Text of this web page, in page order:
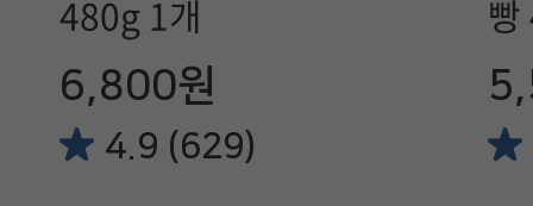
480g 1개
6,800원
4.9 (629)
빵